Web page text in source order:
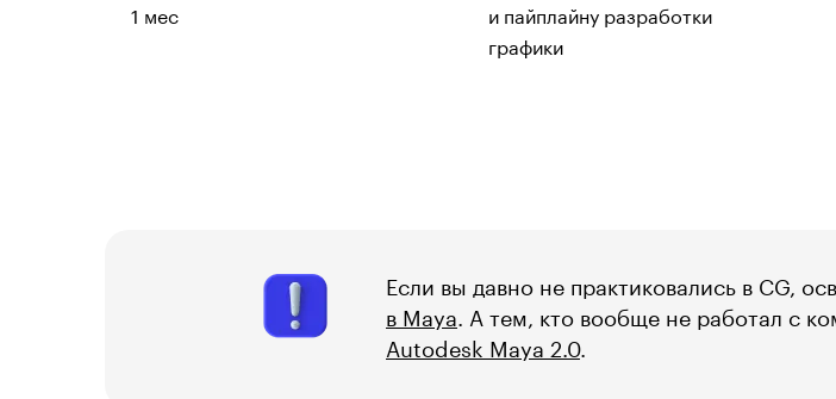
1 мес
и пайплайну разработки
графики
Если вы давно не практиковались в CG,
в Maya. А тем, кто вообще не работал с
Autodesk Maya 2.0.